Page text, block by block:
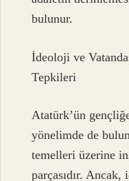
bulunur.
İdeoloji ve
Tepkileri
Atatürk’ün
yönelimde de
temelleri üzerine
parçasıdır.